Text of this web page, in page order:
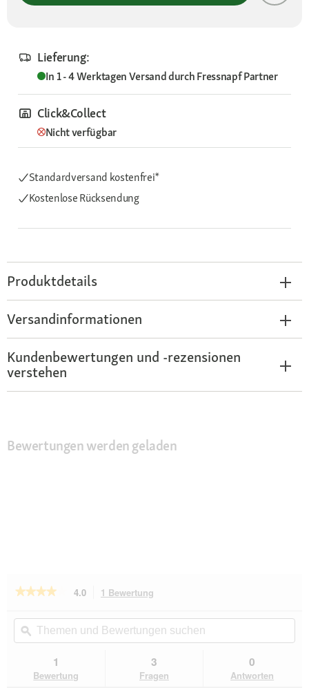
Lieferung:
In 1 - 4 WerktagenVersand durchFressnapf Partner
Click&Collect
Nicht verfügbar
Standardversand kostenfrei*
Kostenlose Rücksendung
Produktdetails
Versandinformationen
Kundenbewertungen und -rezensionen
verstehen
Bewertungen werden geladen
★★★★★
★★★★★
5
lesen
Hunter
4.0 1 Bewertung
Aktion
navigierst
du
zu
den
Bewertungen.
Themen
und
Bewertungen
ϙ
1
Bewertung
3
Fragen
0
Antworten